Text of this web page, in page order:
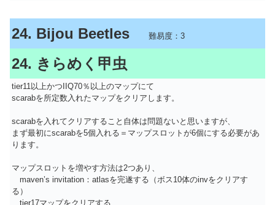
24. Bijou Beetles 難易度：3
24. きらめく甲虫
tier11以上かつIIQ70％以上のマップにて
scarabを所定数入れたマップをクリアします。
scarabを入れてクリアすること自体は問題ないと思いますが、
まず最初にscarabを5個入れる＝マップスロットが6個にする必要があ
ります。
マップスロットを増やす方法は2つあり、
maven’s invitation：atlasを完遂する（ボス10体のinvをクリアす
る）
tier17マップをクリアする